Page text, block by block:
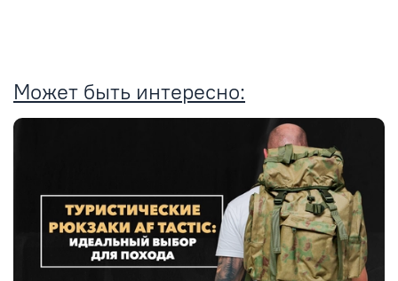
Может быть интересно: